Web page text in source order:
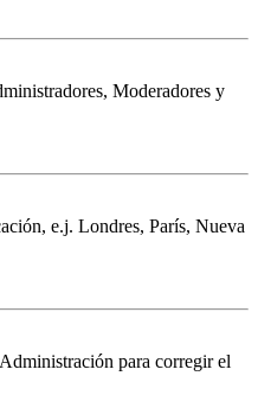
Moderadores y
e.j. Londres, París, Nueva
para corregir el